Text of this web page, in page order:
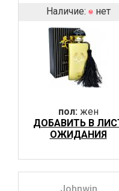
Наличие: нет
пол: жен
ДОБАВИТЬ В
ОЖИДАНИЯ
Johnwin